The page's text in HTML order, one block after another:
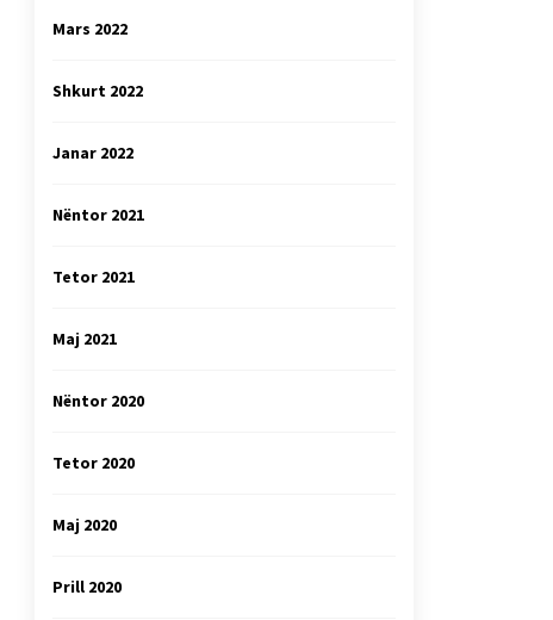
Mars 2022
Shkurt 2022
Janar 2022
Nëntor 2021
Tetor 2021
Maj 2021
Nëntor 2020
Tetor 2020
Maj 2020
Prill 2020